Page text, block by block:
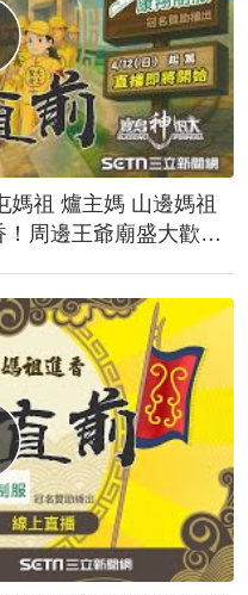
媽祖 爐主媽 山邊媽祖
周邊王爺廟盛大歡